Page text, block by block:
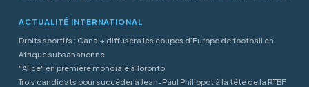
ACTUALITÉ INTERNATIONAL
Droits sportifs : Canal+ diffusera les coupes d’Europe de football en
Afrique subsaharienne
"Alice" en première mondiale à Toronto
Trois candidats pour succéder à Jean-Paul Philippot à la tête de la RTBF